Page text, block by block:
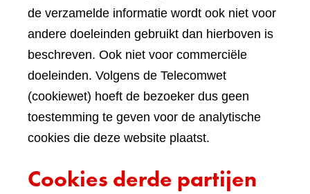
de verzamelde informatie wordt ook niet voor
andere doeleinden gebruikt dan hierboven is
beschreven. Ook niet voor commerciële
doeleinden. Volgens de Telecomwet
(cookiewet) hoeft de bezoeker dus geen
toestemming te geven voor de analytische
cookies die deze website plaatst.
Cookies derde partijen